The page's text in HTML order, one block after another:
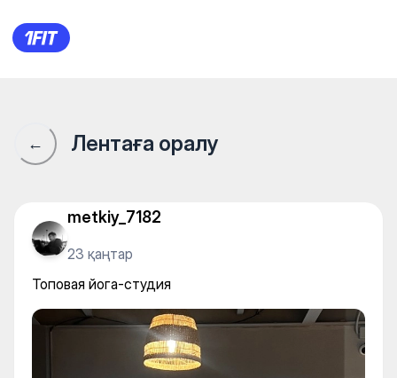
Топовая йога-студия
← Лентаға оралу
metkiy_7182
23 қаңтар
Топовая йога-студия